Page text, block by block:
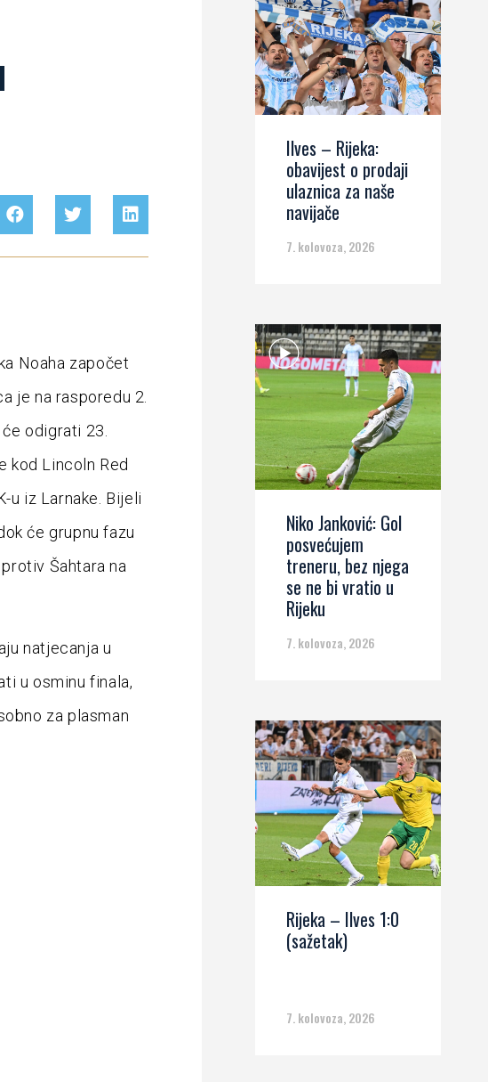
Noaha započet
je na rasporedu 2.
odigrati 23.
kod Lincoln Red
u iz Larnake. Bijeli
će grupnu fazu
Šahtara na
natjecanja u
u osminu finala,
za plasman
Ilves – Rijeka:
obavijest o prodaji
ulaznica za naše
navijače
7. kolovoza, 2026
Niko Janković: Gol
posvećujem
treneru, bez njega
se ne bi vratio u
Rijeku
7. kolovoza, 2026
Rijeka – Ilves 1:0
(sažetak)
7. kolovoza, 2026